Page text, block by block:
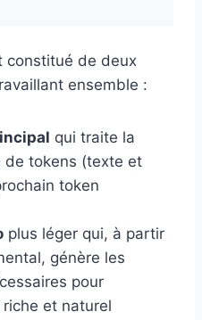
constitué de deux
ensemble :
qui traite la
de tokens (texte et
token
plus léger qui, à partir
génère les
pour
et naturel